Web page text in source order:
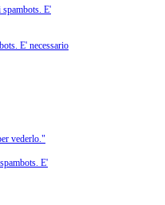
E'
E' necessario
vederlo."
E'